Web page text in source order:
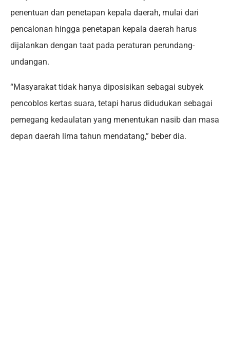
penentuan dan penetapan kepala daerah, mulai dari
pencalonan hingga penetapan kepala daerah harus
dijalankan dengan taat pada peraturan perundang-
undangan.
“Masyarakat tidak hanya diposisikan sebagai subyek
pencoblos kertas suara, tetapi harus didudukan sebagai
pemegang kedaulatan yang menentukan nasib dan masa
depan daerah lima tahun mendatang,” beber dia.